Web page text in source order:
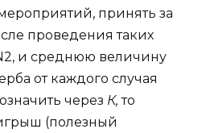
принять за
проведения таких
и среднюю величину
от каждого случая
через К,то
(полезный